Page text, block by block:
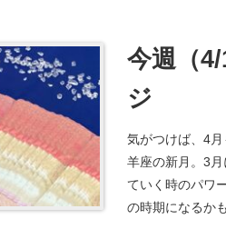
今週（
ジ
気がつけば、4
羊座の新月。3
ていく時のパワ
の時期になるか